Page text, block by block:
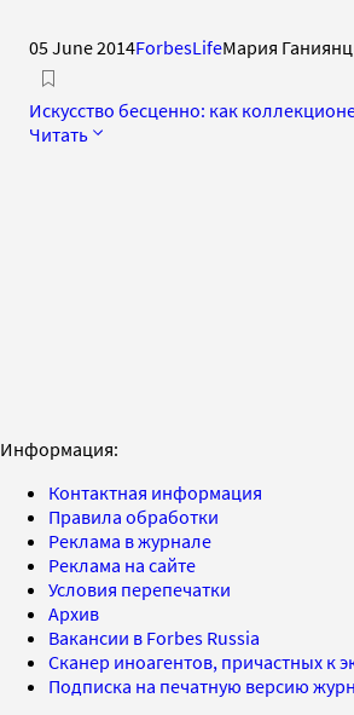
05 June 2014ForbesLifeМария Ганиянц
Искусство бесценно: как
Читать
Информация:
Контактная информация
Правила обработки
Реклама в журнале
Реклама на сайте
Условия перепечатки
Архив
Вакансии в Forbes Russia
Сканер иноагентов, причастных к
Подписка на печатную версию